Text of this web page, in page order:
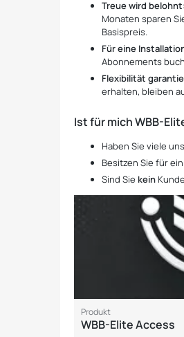
Treue wird belohnt:
Monaten sparen
Basispreis.
Für eine
Abonnements
Flexibilität
erhalten, bleiben
Ist für mich WBB-
Haben Sie viele
Besitzen Sie für
Sind Sie kein
Produkt
WBB-Elite Access